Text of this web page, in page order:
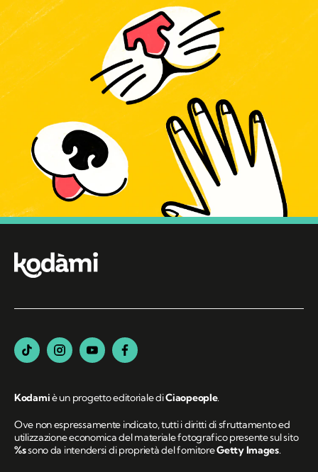
Kodamiè un progetto editoriale diCiaopeople.
Ove non espressamente indicato, tutti i diritti di sfruttamento ed
utilizzazione economica del materiale fotografico presente sul sito
%ssono da intendersi di proprietà del fornitoreGetty Images.